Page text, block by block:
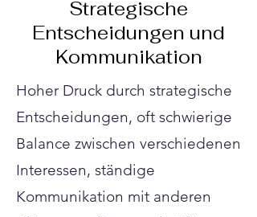
Strategische
Entscheidungen und
Kommunikation
Hoher Druck durch strategische
Entscheidungen, oft schwierige
Balance zwischen verschiedenen
Interessen, ständige
Kommunikation mit anderen